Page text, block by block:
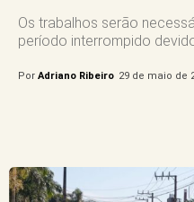
Os trabalhos serão
período interrompido
Por Adriano Ribeiro 29 de maio de